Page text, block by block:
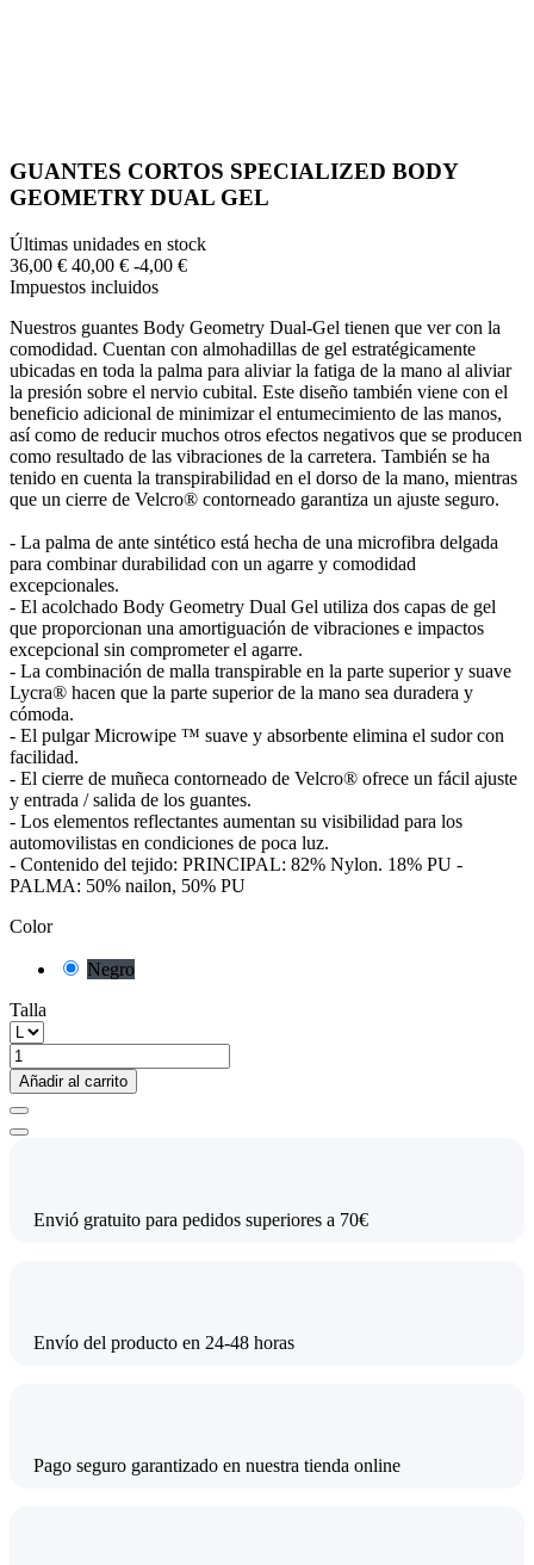
GUANTES CORTOS SPECIALIZED BODY
GEOMETRY DUAL GEL
Últimas unidades en stock
36,00 € 40,00 € -4,00 €
Impuestos incluidos
Nuestros guantes Body Geometry Dual-Gel tienen que ver con la
comodidad. Cuentan con almohadillas de gel estratégicamente
ubicadas en toda la palma para aliviar la fatiga de la mano al aliviar
la presión sobre el nervio cubital. Este diseño también viene con el
beneficio adicional de minimizar el entumecimiento de las manos,
así como de reducir muchos otros efectos negativos que se producen
como resultado de las vibraciones de la carretera. También se ha
tenido en cuenta la transpirabilidad en el dorso de la mano, mientras
que un cierre de Velcro® contorneado garantiza un ajuste seguro.
- La palma de ante sintético está hecha de una microfibra delgada
para combinar durabilidad con un agarre y comodidad
excepcionales.
- El acolchado Body Geometry Dual Gel utiliza dos capas de gel
que proporcionan una amortiguación de vibraciones e impactos
excepcional sin comprometer el agarre.
- La combinación de malla transpirable en la parte superior y suave
Lycra® hacen que la parte superior de la mano sea duradera y
cómoda.
- El pulgar Microwipe ™ suave y absorbente elimina el sudor con
facilidad.
- El cierre de muñeca contorneado de Velcro® ofrece un fácil ajuste
y entrada / salida de los guantes.
- Los elementos reflectantes aumentan su visibilidad para los
automovilistas en condiciones de poca luz.
- Contenido del tejido: PRINCIPAL: 82% Nylon. 18% PU -
PALMA: 50% nailon, 50% PU
Color
Negro
Talla
Añadir al carrito
Envió gratuito para pedidos superiores a 70€
Envío del producto en 24-48 horas
Pago seguro garantizado en nuestra tienda online